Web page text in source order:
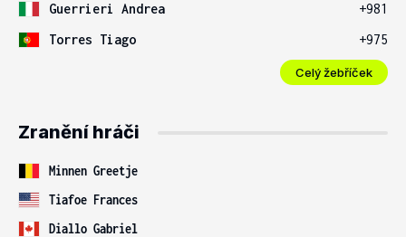
Guerrieri Andrea
+981
Torres Tiago
+975
Celý žebříček
Zranění hráči
Minnen Greetje
Tiafoe Frances
Diallo Gabriel